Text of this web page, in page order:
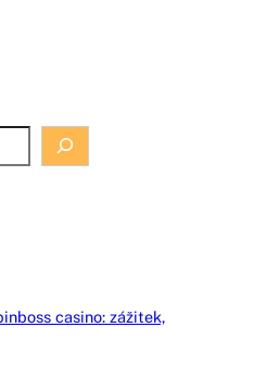
casino: zážitek,